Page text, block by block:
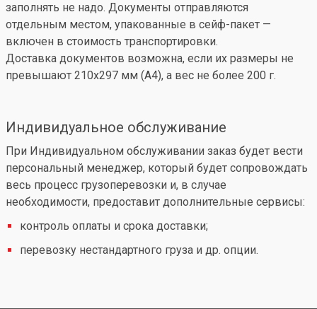
заполнять не надо. Документы отправляются
отдельным местом, упакованные в сейф-пакет —
включен в стоимость транспортировки.
Доставка документов возможна, если их размеры не
превышают 210x297 мм (А4), а вес не более 200 г.
Индивидуальное обслуживание
При Индивидуальном обслуживании заказ будет вести
персональный менеджер, который будет сопровождать
весь процесс грузоперевозки и, в случае
необходимости, предоставит дополнительные сервисы:
контроль оплаты и срока доставки;
перевозку нестандартного груза и др. опции.